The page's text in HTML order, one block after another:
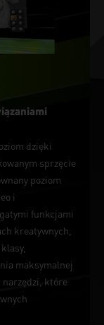
dzięki
sprzęcie
poziom
i
funkcjami
kreatywnych,
maksymalnej
narzędzi, które